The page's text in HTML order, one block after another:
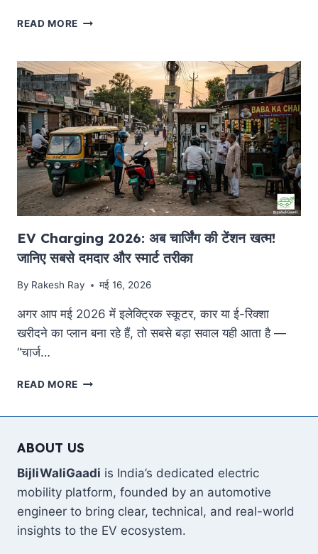
READ MORE फ्री
दौड़ेगी
गाड़ी!
PM
SURYA
GHAR
YOJANA
से
घर
पर
लगाएं
सोलर,
साल
में
वसूल
EV Charging 2026: अब चार्जिंग की टेंशन खत्म!
जानिए सबसे दमदार और स्मार्ट तरीका
By Rakesh Ray मई 16, 2026
अगर आप मई 2026 में इलेक्ट्रिक स्कूटर, कार या ई-रिक्शा
खरीदने का प्लान बना रहे हैं, तो सबसे बड़ा सवाल यही आता है —
“चार्ज…
READ MORE EV
की
टेंशन
खत्म!
जानिए
सबसे
दमदार
ABOUT US
BijliWaliGaadi is India’s dedicated electric
mobility platform, founded by an automotive
engineer to bring clear, technical, and real-world
insights to the EV ecosystem.